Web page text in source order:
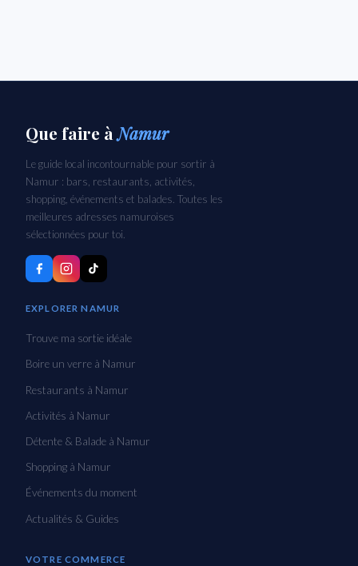
Que faire àNamur
Le guide local incontournable pour sortir à
Namur : bars, restaurants, activités,
shopping, événements et balades. Toutes les
meilleures adresses namuroises
sélectionnées pour toi.
EXPLORER NAMUR
Trouve ma sortie idéale
Boire un verre à Namur
Restaurants à Namur
Activités à Namur
Détente & Balade à Namur
Shopping à Namur
Événements du moment
Actualités & Guides
VOTRE COMMERCE